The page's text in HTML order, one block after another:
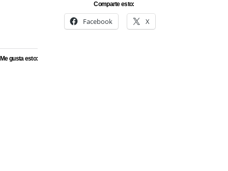
Comparte esto:
Facebook X
Me gusta esto: